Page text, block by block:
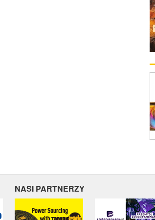
NASI PARTNERZY